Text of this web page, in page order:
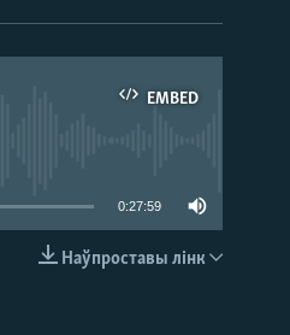
EMBED
0:27:59
Наўпроставы лінк